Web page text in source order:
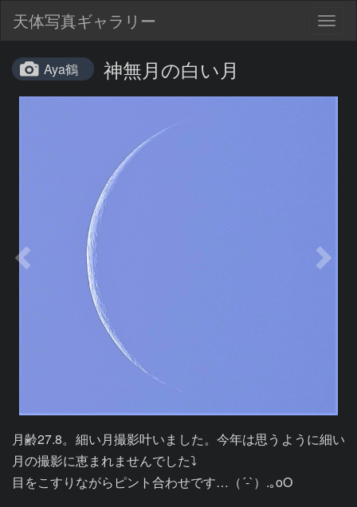
天体写真ギャラリー
Aya鶴 神無月の白い月
月齢27.8。細い月撮影叶いました。今年は思うように細い
月の撮影に恵まれませんでした⤵
目をこすりながらピント合わせです…（´-`）.｡oO